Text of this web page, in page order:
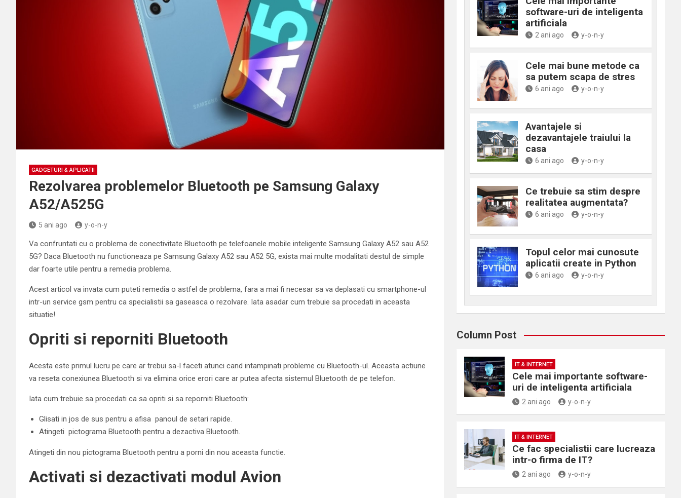
GADGETURI & APLICATII
Rezolvarea problemelor Bluetooth pe Samsung Galaxy
A52/A525G
5 ani ago y-o-n-y
Va confruntati cu o problema de conectivitate Bluetooth pe telefoanele mobile inteligente Samsung Galaxy A52 sau A52
5G? Daca Bluetooth nu functioneaza pe Samsung Galaxy A52 sau A52 5G, exista mai multe modalitati destul de simple
dar foarte utile pentru a remedia problema.
Acest articol va invata cum puteti remedia o astfel de problema, fara a mai fi necesar sa va deplasati cu smartphone-ul
intr-un service gsm pentru ca specialistii sa gaseasca o rezolvare. Iata asadar cum trebuie sa procedati in aceasta
situatie!
Opriti si reporniti Bluetooth
Acesta este primul lucru pe care ar trebui sa-l faceti atunci cand intampinati probleme cu Bluetooth-ul. Aceasta actiune
va reseta conexiunea Bluetooth si va elimina orice erori care ar putea afecta sistemul Bluetooth de pe telefon.
Iata cum trebuie sa procedati ca sa opriti si sa reporniti Bluetooth:
Glisati in jos de sus pentru a afisa panoul de setari rapide.
Atingeti pictograma Bluetooth pentru a dezactiva Bluetooth.
Atingeti din nou pictograma Bluetooth pentru a porni din nou aceasta functie.
Activati si dezactivati modul Avion
software-uri de inteligenta
artificiala
2 ani ago y-o-n-y
Cele mai bune metode ca
sa putem scapa de stres
6 ani ago y-o-n-y
Avantajele si
dezavantajele traiului la
casa
6 ani ago y-o-n-y
Ce trebuie sa stim despre
realitatea augmentata?
6 ani ago y-o-n-y
Topul celor mai cunosute
aplicatii create in Python
6 ani ago y-o-n-y
Column Post
IT & INTERNET
Cele mai importante software-
uri de inteligenta artificiala
2 ani ago y-o-n-y
IT & INTERNET
Ce fac specialistii care lucreaza
intr-o firma de IT?
2 ani ago y-o-n-y